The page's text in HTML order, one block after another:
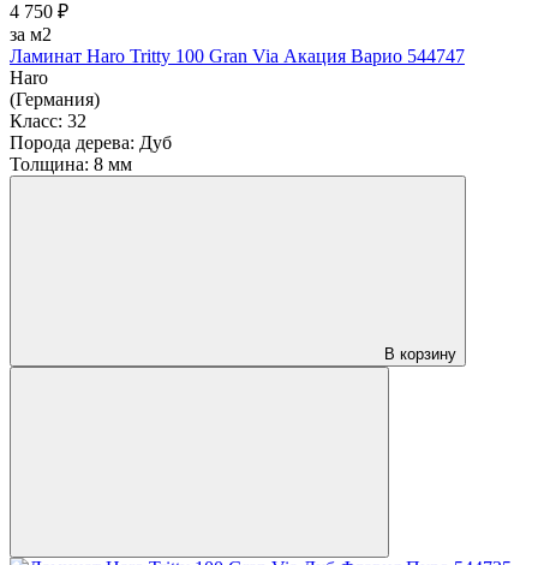
4 750 ₽
за м2
Ламинат Haro Tritty 100 Gran Via Акация Варио 544747
Haro
(Германия)
Класс: 32
Порода дерева: Дуб
Толщина: 8 мм
В корзину